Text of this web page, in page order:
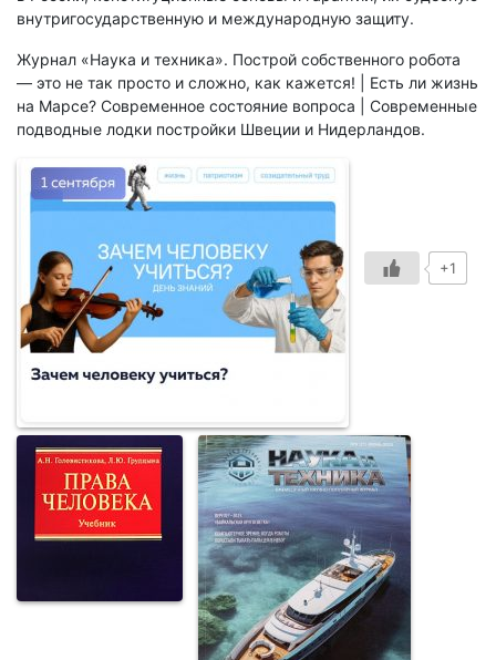
внутригосударственную и международную защиту.
Журнал «Наука и техника». Построй собственного робота
— это не так просто и сложно, как кажется! | Есть ли жизнь
на Марсе? Современное состояние вопроса | Cовременные
подводные лодки постройки Швеции и Нидерландов.
+1